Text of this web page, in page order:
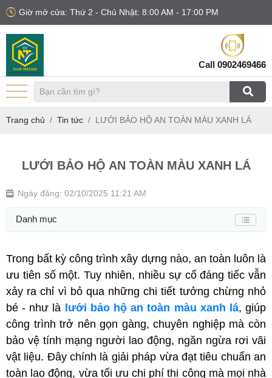
Giờ mở cửa: Thứ 2 - Chủ Nhật: 8:00 AM - 17:00 PM
Call 0902469466
Trang chủ Tin tức LƯỚI BẢO HỘ AN TOÀN MÀU XANH LÁ
LƯỚI BẢO HỘ AN TOÀN MÀU XANH LÁ
Ngày đăng: 02/10/2025 11:21 AM
Danh mục
Trong bất kỳ công trình xây dựng nào, an toàn luôn là
ưu tiên số một. Tuy nhiên, nhiều sự cố đáng tiếc vẫn
xảy ra chỉ vì bỏ qua những chi tiết tưởng chừng nhỏ
bé - như là
lưới bảo hộ an toàn màu xanh lá, giúp
công trình trở nên gọn gàng, chuyên nghiệp mà còn
bảo vệ tính mạng người lao động, ngăn ngừa rơi vãi
vật liệu. Đây chính là giải pháp vừa đạt tiêu chuẩn an
toàn lao động, vừa tối ưu chi phí thi công mà mọi nhà